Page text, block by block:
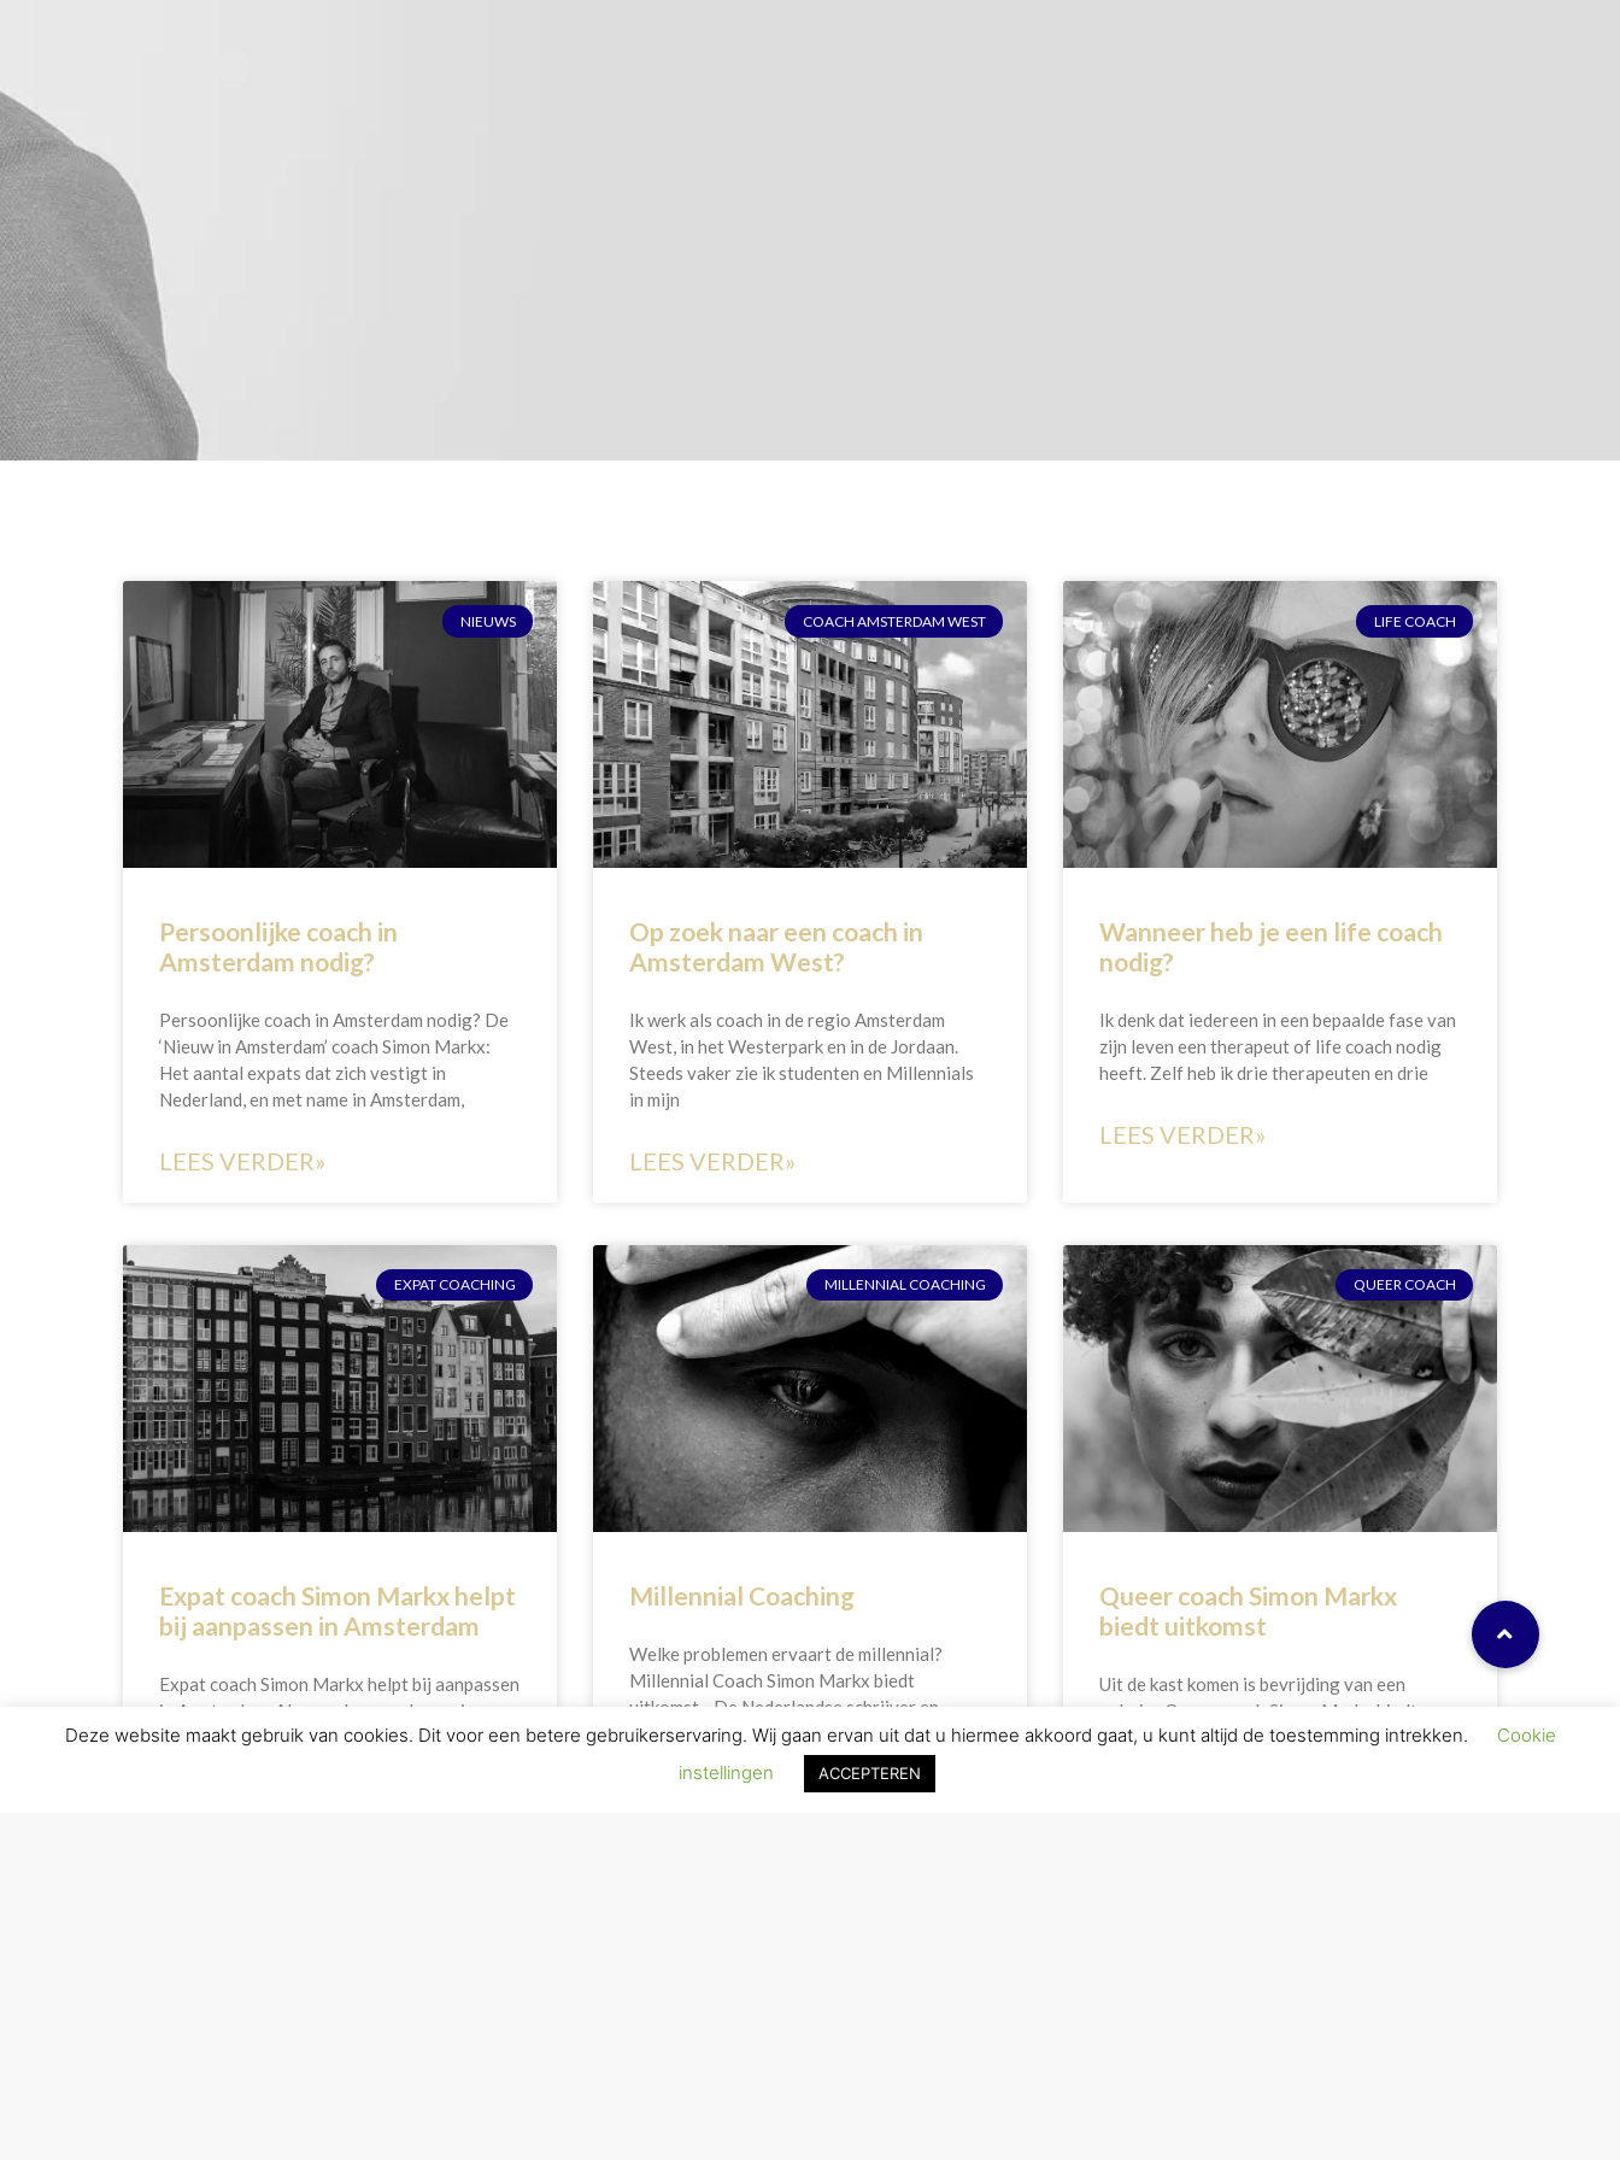
NIEUWS
Persoonlijke coach in
Amsterdam nodig?
Persoonlijke coach in Amsterdam nodig? De
‘Nieuw in Amsterdam’ coach Simon Markx:
Het aantal expats dat zich vestigt in
Nederland, en met name in Amsterdam,
LEES VERDER»
COACH AMSTERDAM WEST
Op zoek naar een coach in
Amsterdam West?
Ik werk als coach in de regio Amsterdam
West, in het Westerpark en in de Jordaan.
Steeds vaker zie ik studenten en Millennials
in mijn
LEES VERDER»
LIFE COACH
Wanneer heb je een life coach
nodig?
Ik denk dat iedereen in een bepaalde fase van
zijn leven een therapeut of life coach nodig
heeft. Zelf heb ik drie therapeuten en drie
LEES VERDER»
EXPAT COACHING
Expat coach Simon Markx helpt
bij aanpassen in Amsterdam
Expat coach Simon Markx helpt bij aanpassen
in Amsterdam. Al meer dan een decennium
help ik expats als coach. Mijn broer is
MILLENNIAL COACHING
Millennial Coaching
Welke problemen ervaart de millennial?
Millennial Coach Simon Markx biedt
uitkomst. De Nederlandse schrijver en
psycholoog Thijs Launspach schreef het boek
Werken met millennials. Onder
QUEER COACH
Queer coach Simon Markx
biedt uitkomst
Uit de kast komen is bevrijding van een
geheim. Queer coach Simon Markx biedt
uitkomst. 1 op de 5 jongeren die uit de kast
Deze website maakt gebruik van cookies. Dit voor een betere gebruikerservaring. Wij gaan ervan uit dat u hiermee akkoord gaat, u kunt altijd de toestemming intrekken.
Cookie
instellingen
ACCEPTEREN